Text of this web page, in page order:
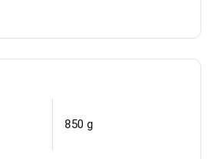
850 g